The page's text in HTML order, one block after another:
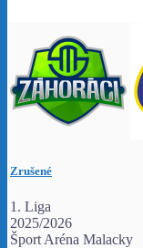
Zrušené
1. Liga
2025/2026
Šport Aréna Malacky